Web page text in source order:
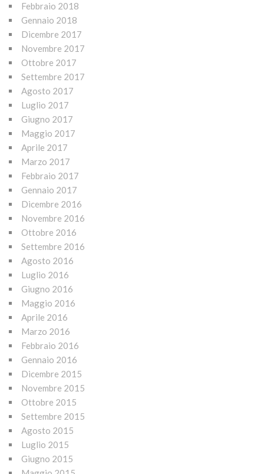
Febbraio 2018
Gennaio 2018
Dicembre 2017
Novembre 2017
Ottobre 2017
Settembre 2017
Agosto 2017
Luglio 2017
Giugno 2017
Maggio 2017
Aprile 2017
Marzo 2017
Febbraio 2017
Gennaio 2017
Dicembre 2016
Novembre 2016
Ottobre 2016
Settembre 2016
Agosto 2016
Luglio 2016
Giugno 2016
Maggio 2016
Aprile 2016
Marzo 2016
Febbraio 2016
Gennaio 2016
Dicembre 2015
Novembre 2015
Ottobre 2015
Settembre 2015
Agosto 2015
Luglio 2015
Giugno 2015